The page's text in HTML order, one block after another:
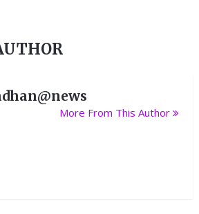
More From This Author